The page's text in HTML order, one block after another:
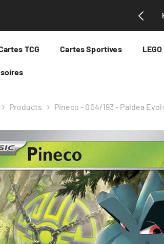
TCG Cartes Sportives LEGO
Products Pineco - 004/193 - Paldea